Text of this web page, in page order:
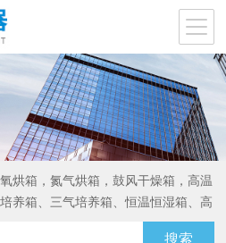
烘箱，氮气烘箱，鼓风干燥箱，高温
养箱、三气培养箱、恒温恒湿箱、高